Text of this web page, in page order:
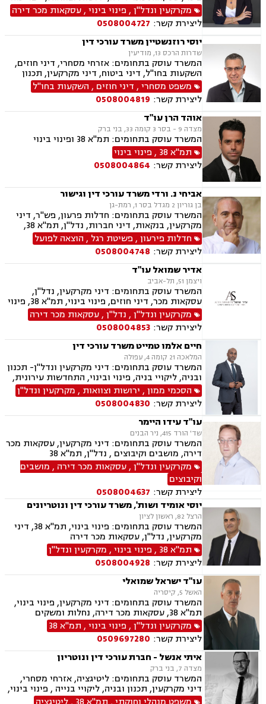
מתמשך, מיסוי נדל"ן, תמ"א 38, הסכמי ממון,
מושבים וקיבוצים, מגרשים לבניה.
מקרקעין ונדל"ן, פינוי בינוי,עסקאות מכר דירה
ליצירת קשר: 0508004727
יוסי רוזנשטיין משרד עורכי דין
שדרות הרכס 13, מודיעין
המשרד עוסק בתחומים: אזרחי מסחרי, דיני חוזים,
השקעות בחו"ל, דיני ביטוח, דיני מקרקעין, תכנון
ובניה, ליקויי בניה, מושבים וקיבוצים, פינוי בינוי,
קבוצות רכישה, עסקאות מכר דירה, נדל"ן, פינוי
מושכר, הפקעת קרקעות, מגרשים לבניה,נחלות
ומשקים במושבים, רשות מקרקעי ישראל, צווי
הריסה, דיני חברות, ליווי עסקי, מיסוי נדל"ן, תמא
38, פשיטת רגל, תביעות ייצוגיות
משפט מסחרי, דיני חוזים , השקעות בחו"ל
ליצירת קשר: 0508004819
אוהד הרן עו"ד
מצדה 9 - בסר 3 קומה 33, בני ברק
המשרד עוסק בתחומים: תמ"א 38 ופינוי בינוי
תמ"א 38
, פינוי בינוי
ליצירת קשר: 0508004864
אביחי נ. ורדי משרד עורכי דין וגישור
בן גוריון 2 מגדל בסר 1, רמת-גן
המשרד עוסק בתחומים: חדלות פרעון, פש"ר, דיני
מקרקעין, בנקאות, דיני חברות, נדל"ן, תמ"א 38,
מיוסי מקרקעין, ליטגציה, גישור עסקי
חדלות פירעון, פשיטת רגל , הוצאה לפועל
ליצירת קשר: 0508004748
אדיר שמואל עו"ד
ויצמן 51, תל-אביב
המשרד עוסק בתחומים: דיני מקרקעין, נדל"ן,
עסקאות מכר, דיני חוזים, פינוי בינוי, תמ"א 38, פינוי
מושכר, דיירות מוגנת, דיני עבודה, הוצאה לפועל,
צוואות וירושות, ייפוי כוח מתמשך
מקרקעין ונדל"ן, נדל"ן,עסקאות מכר דירה
ליצירת קשר: 0508004853
חיים אלמו טמייט משרד עורכי דין
המלאכה 21 קומה 4, עפולה
המשרד עוסק בתחומים: דיני מקרקעין ונדל"ן- תכנון
ובניה, ליקויי בניה, פינוי ובינוי, התחדשות עירונית,
תמ"א 38 ובתים משותפים, הסכמי ממון, ירושות
וצוואות, ייפוי כוח מתמשך, הדין האתיופי, דיני
חוזים, נוטריון.
הסכמי ממון, ירושות וצוואות , מקרקעין ונדל"ן
ליצירת קשר: 0508004830
עו"ד עידו היימר
שד' הורד 415, ניר הבנים
המשרד עוסק בתחומים: דיני מקרקעין, עסקאות מכר
דירה, מושבים וקיבוצים , נדל"ן, תמ"א 38
מקרקעין ונדל"ן,עסקאות מכר דירה , מושבים
וקיבוצים
ליצירת קשר: 0508004637
יוסי אומיד ושות', משרד עורכי דין ונוטריונים
הרצל 82, ראשון לציון
המשרד עוסק בתחומים: פינוי בינוי, תמ"א 38, דיני
מקרקעין, נדל"ן, עסקאות מכר דירה
תמ"א 38
, פינוי בינוי, מקרקעין ונדל"ן
ליצירת קשר: 0508004928
עו"ד ישראל שמואלי
האשל 5, קיסריה
המשרד עוסק בתחומים: דיני מקרקעין, פינוי בינוי,
תמ"א 38, עסקאות מכר דירה, נחלות ומשקים
במושבים, ייפוי כוח מתמשך, ירושות וצוואות, נוטריון
מקרקעין ונדל"ן, פינוי בינוי, תמ"א 38
ליצירת קשר: 0509697280
איתי אנשל - חברת עורכי דין ונוטריון
מצדה 7, בני ברק
המשרד עוסק בתחומים: ליטיגציה, אזרחי מסחרי,
דיני מקרקעין, תכנון ובניה, ליקויי בנייה , פינוי בינוי,
קבוצות רכישה, עסקאות מכר דירה, פינוי מושכר,